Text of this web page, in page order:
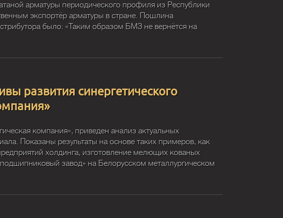
арматуры периодического профиля из Республики
экспортёр арматуры в стране. Пошлина
было: «Таким образом БМЗ не вернётся на
развития синергетического
компания», приведен анализ актуальных
Показаны результаты на основе таких примеров, как
холдинга, изготовление мелющих кованых
завод» на Белорусском металлургическом